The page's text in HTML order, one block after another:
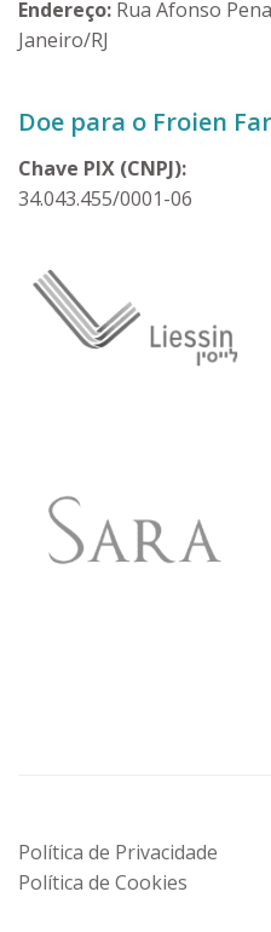
Endereço: Rua Afonso
Janeiro/RJ
Doe para o Froien
Chave PIX (CNPJ):
34.043.455/0001-06
Política de Privacidade
Política de Cookies